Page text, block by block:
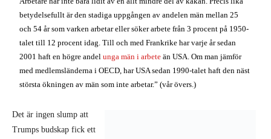
gensvar från Rostbältet
och långt bortom det.
Särskilt Mellanvästra
USA drabbades hårt av
krisen, och tidigare
Michigan och Wisconsin,
samt Rostbältesstater som Pennsylvania och Ohio röstade på Trump.